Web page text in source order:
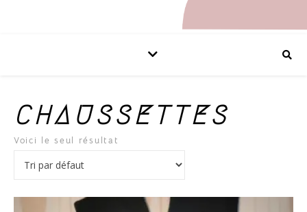
CHAUSSETTES
Voici le seul résultat